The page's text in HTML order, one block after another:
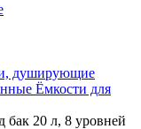
душирующие
Ёмкости для
бак 20 л, 8 уровней